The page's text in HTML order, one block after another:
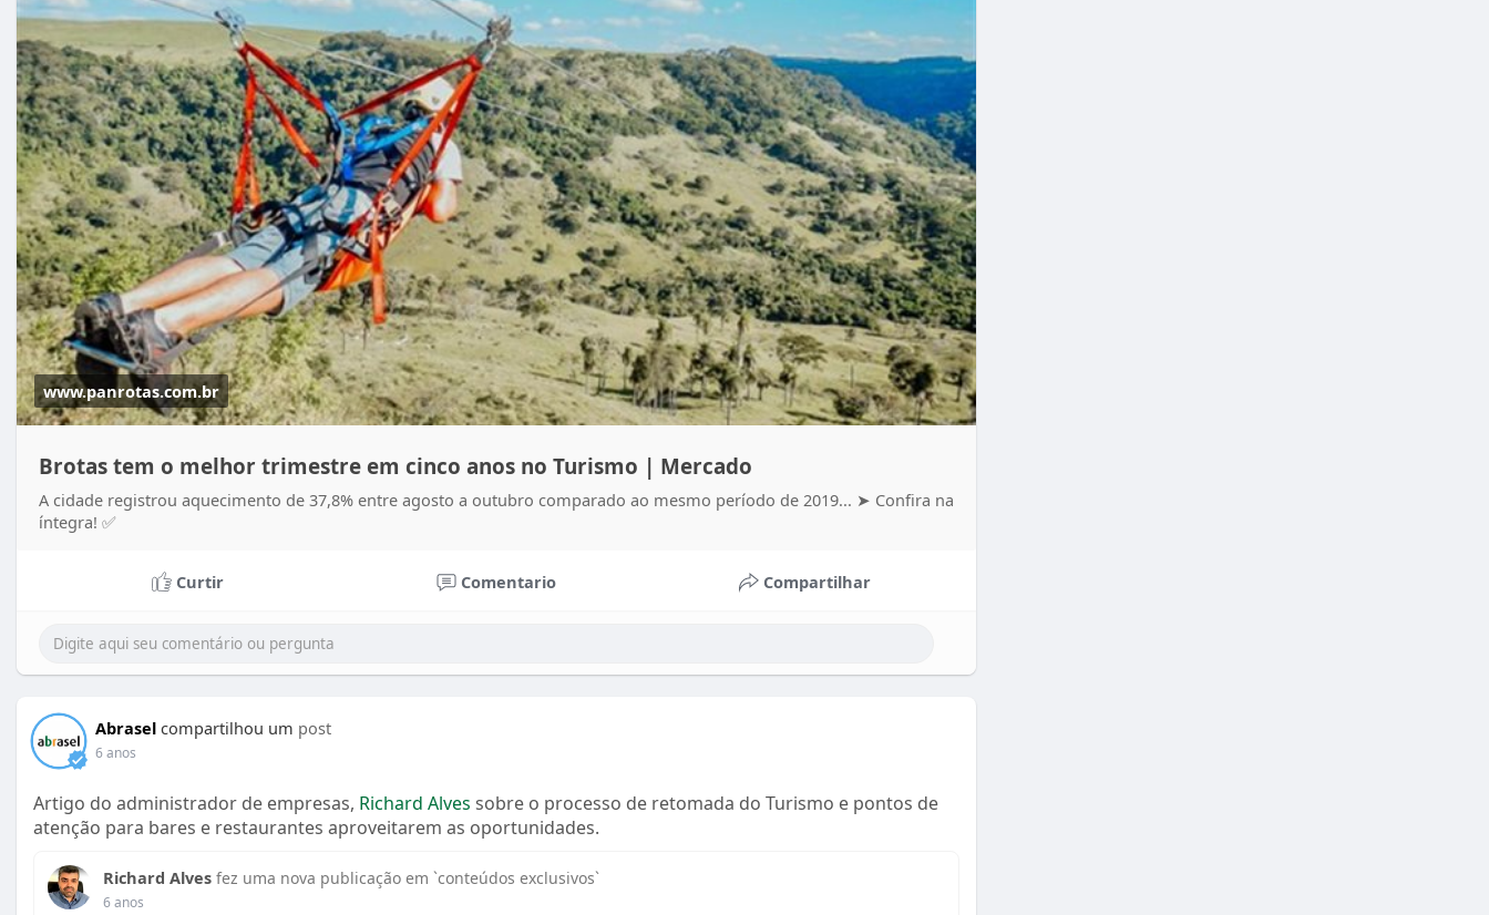
www.panrotas.com.br
Brotas tem o melhor trimestre em cinco anos no Turismo | Mercado
A cidade registrou aquecimento de 37,8% entre agosto a outubro comparado ao mesmo período de 2019... ➤ Conﬁra na
íntegra! ✅
Curtir Comentario Compartilhar
Abrasel compartilhou um post
6 anos
Artigo do administrador de empresas, Richard Alves sobre o processo de retomada do Turismo e pontos de
atenção para bares e restaurantes aproveitarem as oportunidades.
Richard Alves fez uma nova publicação em `conteúdos exclusivos`
6 anos